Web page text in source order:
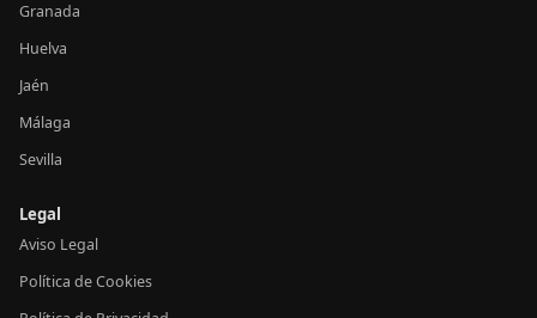
Granada
Huelva
Jaén
Málaga
Sevilla
Legal
Aviso Legal
Política de Cookies